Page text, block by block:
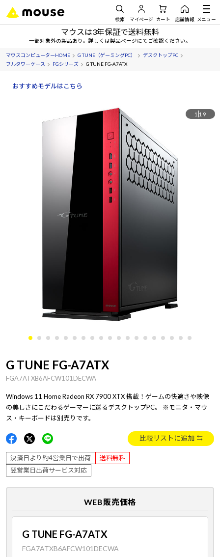
検索 マイページ カート 店舗情報 メニュー
マウスは3年保証で送料無料
一部対象外の製品あり。詳しくは製品ページにてご確認ください。
マウスコンピューターHOME G TUNE（ゲーミングPC）
デスクトップPC
フルタワーケース
FGシリーズ G TUNE FG-A7ATX
おすすめモデルはこちら
1 19
G TUNE FG-A7ATX
FGA7ATXB6AFCW101DECWA
Windows 11 Home Radeon RX 7900 XTX 搭載！ゲームの快適さや映像
の美しさにこだわるゲーマーに送るデスクトップPC。 ※モニタ・マウ
ス・キーボードは別売りです。
比較リストに追加
決済日より約4営業日で出荷
送料無料
翌営業日出荷サービス対応
WEB販売価格
G TUNE FG-A7ATX
FGA7ATXB6AFCW101DECWA